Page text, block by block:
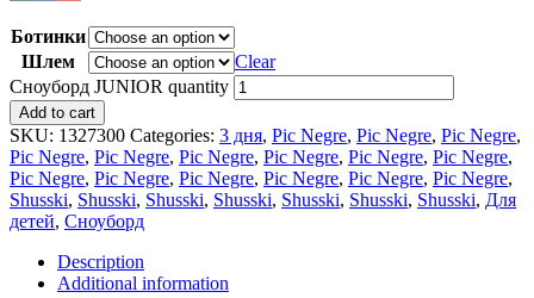
Ботинки
Шлем
Clear
Сноуборд JUNIOR quantity
Add to cart
SKU: 1327300 Categories: 3 дня, Pic Negre, Pic Negre, Pic Negre,
Pic Negre, Pic Negre, Pic Negre, Pic Negre, Pic Negre, Pic Negre,
Pic Negre, Pic Negre, Pic Negre, Pic Negre, Pic Negre, Pic Negre,
Shusski, Shusski, Shusski, Shusski, Shusski, Shusski, Shusski, Для
детей, Сноуборд
Description
Additional information